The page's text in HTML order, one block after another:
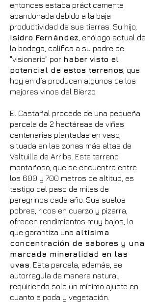
entonces estaba prácticamente
abandonada debido a la baja
productividad de sus tierras. Su hijo,
Isidro Fernández , enólogo actual de
la bodega, califica a su padre de
"visionario" por haber visto el
potencial de estos terrenos , que
hoy en día producen algunos de los
mejores vinos del Bierzo.
El Castañal procede de una pequeña
parcela de 2 hectáreas de viñas
centenarias plantadas en vaso,
situada en las zonas más altas de
Valtuille de Arriba. Este terreno
montañoso, que se encuentra entre
los 600 y 700 metros de altitud, es
testigo del paso de miles de
peregrinos cada año. Sus suelos
pobres, ricos en cuarzo y pizarra,
ofrecen rendimientos muy bajos, lo
que garantiza una altísima
concentración de sabores y una
marcada mineralidad en las
uvas . Esta parcela, además, se
autorregula de manera natural,
requiriendo solo un mínimo ajuste en
cuanto a poda y vegetación.